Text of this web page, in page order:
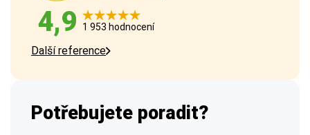
4,9 1 953 hodnocení
Další reference
Potřebujete poradit?